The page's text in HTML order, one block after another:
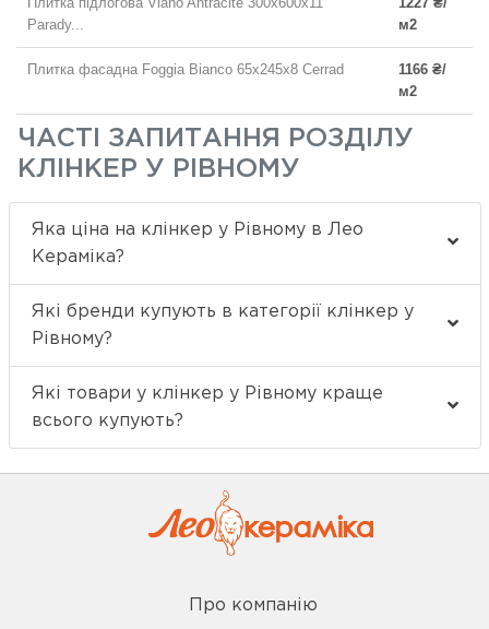
Parady...
м2
Плитка фасадна Foggia Bianco 65x245x8 Cerrad
1166 ₴/
м2
ЧАСТІ ЗАПИТАННЯ РОЗДІЛУ
КЛІНКЕР У РІВНОМУ
Яка ціна на клінкер у Рівному в Лео
Кераміка?
Які бренди купують в категорії клінкер у
Рівному?
Які товари у клінкер у Рівному краще
всього купують?
Про компанію